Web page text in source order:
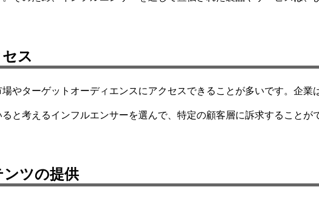
ス
やターゲットオーディエンスにアクセスできることが多いです。企業は
と考えるインフルエンサーを選んで、特定の顧客層に訴求することが
ツの提供